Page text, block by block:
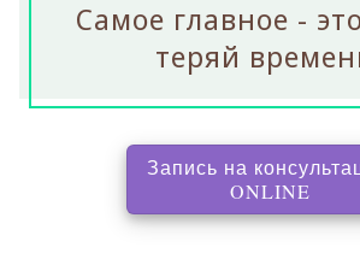
Самое главное -
теряй
Запись на
ONLINE,